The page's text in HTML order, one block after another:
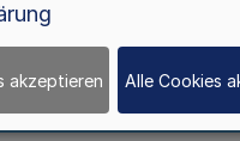
akzeptieren Alle Cookies